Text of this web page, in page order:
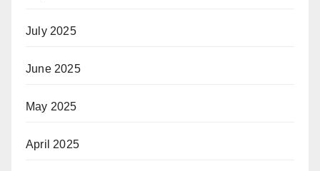
July 2025
June 2025
May 2025
April 2025